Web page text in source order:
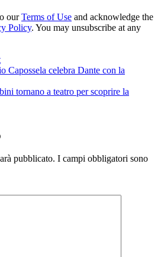
ourTerms of Use and acknowledge the
Policy. You may unsubscribe at any
Capossela celebra Dante con la
tornano a teatro per scoprire la
pubblicato. I campi obbligatori sono